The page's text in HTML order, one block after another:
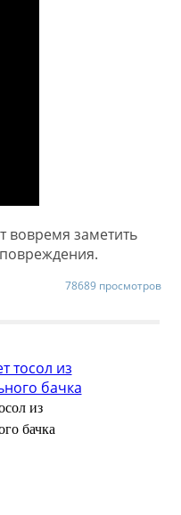
вовремя заметить
78689 просмотров
из
бачка